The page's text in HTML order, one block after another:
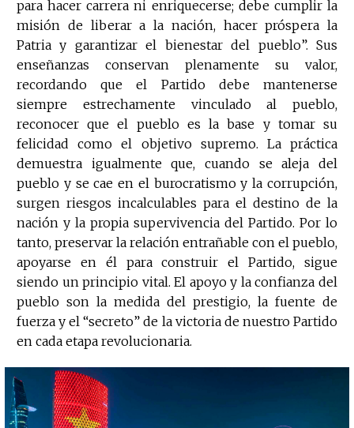
para hacer carrera ni enriquecerse; debe cumplir la
misión de liberar a la nación, hacer próspera la
Patria y garantizar el bienestar del pueblo”. Sus
enseñanzas conservan plenamente su valor,
recordando que el Partido debe mantenerse
siempre estrechamente vinculado al pueblo,
reconocer que el pueblo es la base y tomar su
felicidad como el objetivo supremo. La práctica
demuestra igualmente que, cuando se aleja del
pueblo y se cae en el burocratismo y la corrupción,
surgen riesgos incalculables para el destino de la
nación y la propia supervivencia del Partido. Por lo
tanto, preservar la relación entrañable con el pueblo,
apoyarse en él para construir el Partido, sigue
siendo un principio vital. El apoyo y la confianza del
pueblo son la medida del prestigio, la fuente de
fuerza y el “secreto” de la victoria de nuestro Partido
en cada etapa revolucionaria.